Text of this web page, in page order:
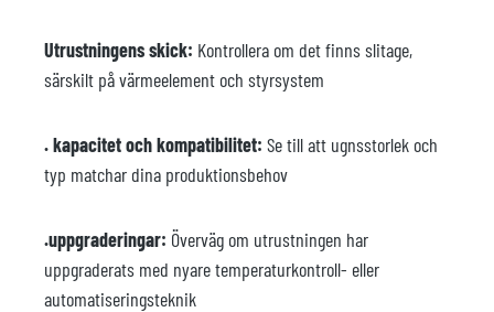
Utrustningens skick: Kontrollera om det finns slitage,
särskilt på värmeelement och styrsystem
. kapacitet och kompatibilitet: Se till att ugnsstorlek och
typ matchar dina produktionsbehov
.uppgraderingar: Överväg om utrustningen har
uppgraderats med nyare temperaturkontroll- eller
automatiseringsteknik